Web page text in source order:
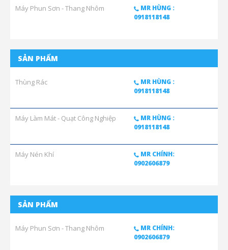
Máy Phun Sơn - Thang Nhôm
MR HÙNG :
0918118148
SẢN PHẨM
Thùng Rác
MR HÙNG :
0918118148
Máy Làm Mát - Quạt Công Nghiệp
MR HÙNG :
0918118148
Máy Nén Khí
MR CHÍNH:
0902606879
SẢN PHẨM
Máy Phun Sơn - Thang Nhôm
MR CHÍNH:
0902606879